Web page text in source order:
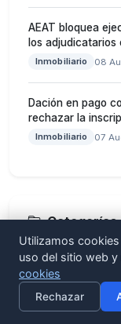
AEAT bloquea
los adjudicatarios
Inmobiliario 08
Dación en pago
rechazar la
Inmobiliario 07
Categorías
Novedades
Legislación
Activar
Utilizamos
uso del sitio web
cookies
Rechazar